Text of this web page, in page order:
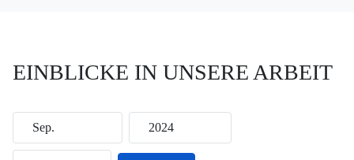
EINBLICKE IN UNSERE ARBEIT